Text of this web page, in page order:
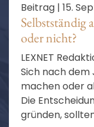
Beitrag | 15.
Selbstständig
oder nicht?
LEXNET
Sich nach
machen oder
Die
gründen,